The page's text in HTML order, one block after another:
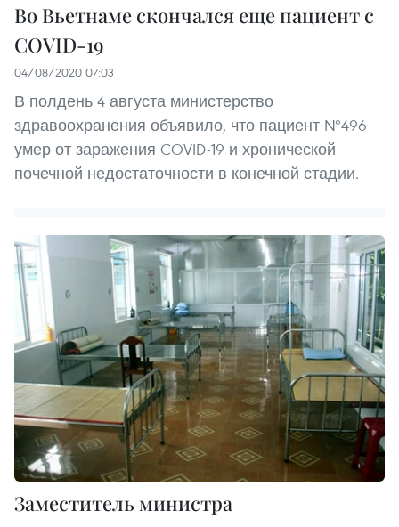
Во Вьетнаме скончался еще пациент с
COVID-19
04/08/2020 07:03
В полдень 4 августа министерство
здравоохранения объявило, что пациент №496
умер от заражения COVID-19 и хронической
почечной недостаточности в конечной стадии.
Заместитель министра